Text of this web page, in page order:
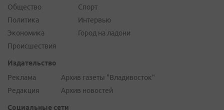
Общество
Политика
Экономика
Происшествия
Спорт
Интервью
Город на ладони
Издательство
Реклама
Редакция
Архив газеты "Владивосток"
Архив новостей
Социальные сети